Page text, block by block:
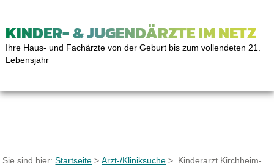
KINDER- & JUGENDÄRZTE IM NETZ
Ihre Haus- und Fachärzte von der Geburt bis zum vollendeten 21.
Lebensjahr
Sie sind hier:Startseite >Arzt-/Kliniksuche > Kinderarzt Kirchheim-